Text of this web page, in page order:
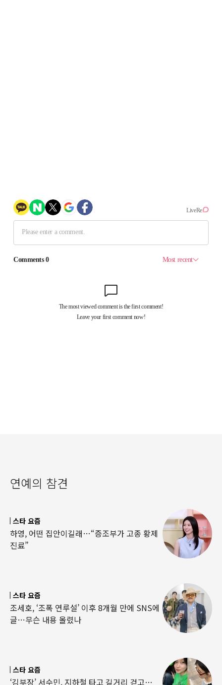
연예의 참견
스타 요즘
하영, 어떤 집안이길래…“증조부가 고종 황제
진료”
스타 요즘
조세호, ‘조폭 연루설’ 이후 8개월 만에 SNS에
글…무슨 내용 올렸나
스타 요즘
‘김부장’ 서수민, 지하철 타고 길거리 걷고…